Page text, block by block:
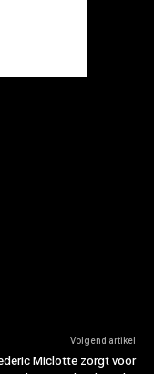
Volgend artikel
Miclotte zorgt voor